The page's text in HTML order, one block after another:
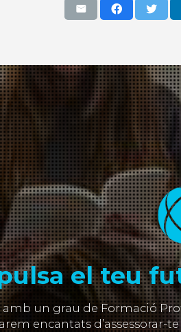
el teu
un grau de Formació
encantats d’assessorar-